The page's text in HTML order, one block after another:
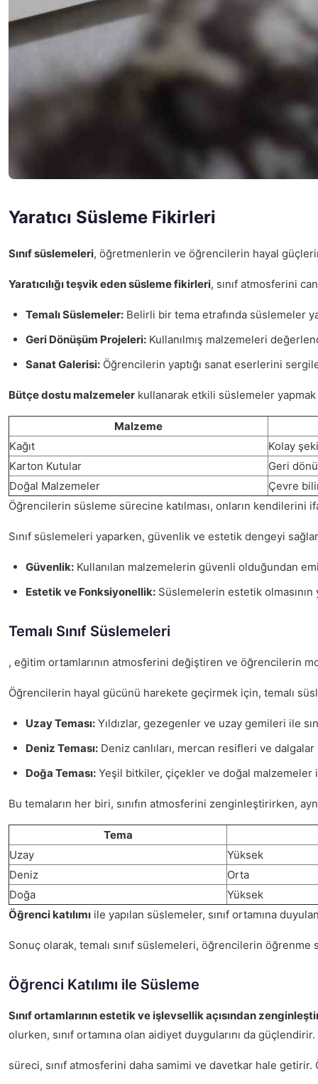
Yaratıcı Süsleme Fikirleri
Sınıf süslemeleri, öğretmenlerin ve öğrencilerin hayal
Yaratıcılığı teşvik eden süsleme fikirleri, sınıf atmosferini
Temalı Süslemeler: Belirli bir tema etrafında süslemeler
Geri Dönüşüm Projeleri: Kullanılmış malzemeleri
Sanat Galerisi: Öğrencilerin yaptığı sanat eserlerini
Bütçe dostu malzemeler kullanarak etkili süslemeler
Malzeme
Kağıt
Kolay
Karton Kutular
Geri
Doğal Malzemeler
Çevre
Öğrencilerin süsleme sürecine katılması, onların
Sınıf süslemeleri yaparken, güvenlik ve estetik dengeyi
Güvenlik: Kullanılan malzemelerin güvenli olduğundan
Estetik ve Fonksiyonellik: Süslemelerin estetik
Temalı Sınıf Süslemeleri
, eğitim ortamlarının atmosferini değiştiren ve öğrencilerin
Öğrencilerin hayal gücünü harekete geçirmek için, temalı
Uzay Teması: Yıldızlar, gezegenler ve uzay gemileri ile
Deniz Teması: Deniz canlıları, mercan resifleri ve dalgalar
Doğa Teması: Yeşil bitkiler, çiçekler ve doğal malzemeler
Bu temaların her biri, sınıfın atmosferini zenginleştirirken,
Tema
Uzay
Yüksek
Deniz
Orta
Doğa
Yüksek
Öğrenci katılımı ile yapılan süslemeler, sınıf ortamına
Sonuç olarak, temalı sınıf süslemeleri, öğrencilerin
Öğrenci Katılımı ile Süsleme
Sınıf ortamlarının estetik ve işlevsellik açısından
olurken, sınıf ortamına olan aidiyet duygularını da güçlendirir.
süreci, sınıf atmosferini daha samimi ve davetkar hale